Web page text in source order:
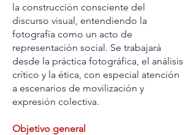
la construcción consciente del
discurso visual, entendiendo la
fotografía como un acto de
representación social. Se trabajará
desde la práctica fotográfica, el análisis
crítico y la ética, con especial atención
a escenarios de movilización y
expresión colectiva.
Objetivo general